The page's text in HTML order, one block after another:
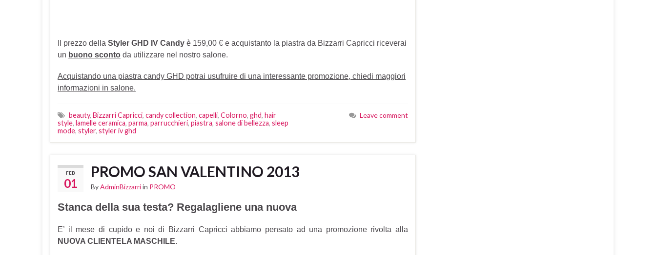
Il prezzo della Styler GHD IV Candy è 159,00 € e acquistanto la piastra da Bizzarri Capricci riceverai
un buono sconto da utilizzare nel nostro salone.
Acquistando una piastra candy GHD potrai usufruire di una interessante promozione, chiedi maggiori
informazioni in salone.
beauty, Bizzarri Capricci, candy collection, capelli, Colorno, ghd, hair
style, lamelle ceramica, parma, parrucchieri, piastra, salone di bellezza, sleep
mode, styler, styler iv ghd
Leave comment
FEB
01
PROMO SAN VALENTINO 2013
ByAdminBizzarriin PROMO
Stanca della sua testa? Regalagliene una nuova
E’ il mese di cupido e noi di Bizzarri Capricci abbiamo pensato ad una promozione rivolta alla
NUOVA CLIENTELA MASCHILE.